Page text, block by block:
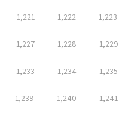
1,221 1,222 1,223
1,227 1,228 1,229
1,233 1,234 1,235
1,239 1,240 1,241